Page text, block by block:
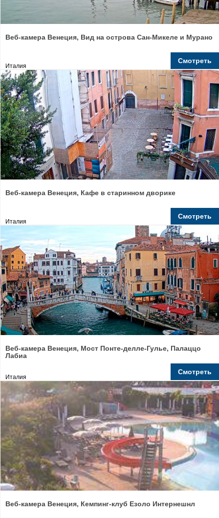
Веб-камера Венеция, Вид на острова Сан-Микеле и Мурано
Италия
Смотреть
Веб-камера Венеция, Кафе в старинном дворике
Италия
Смотреть
Веб-камера Венеция, Мост Понте-делле-Гулье, Палаццо
Лабиа
Италия
Смотреть
Веб-камера Венеция, Кемпинг-клуб Езоло Интернешнл